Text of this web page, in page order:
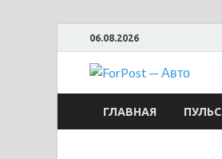
06.08.2026
ГЛАВНАЯ ПУЛЬС